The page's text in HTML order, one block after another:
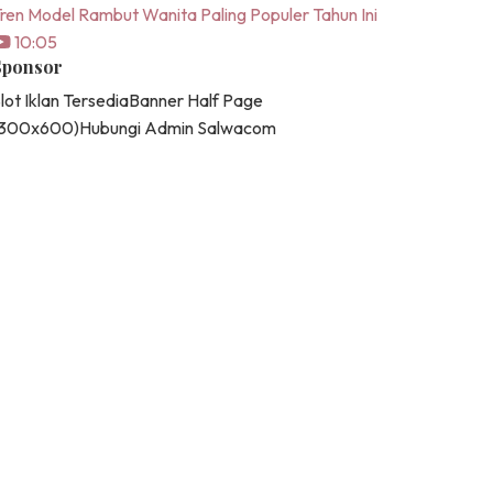
Model Rambut Wanita Paling Populer Tahun Ini
10:05
Iklan TersediaBanner Half Page
Hubungi Admin Salwacom